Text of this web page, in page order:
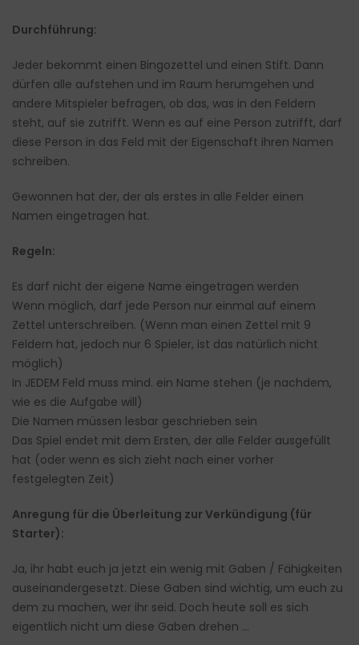
Durchführung:
Jeder bekommt einen Bingozettel und einen Stift. Dann
dürfen alle aufstehen und im Raum herumgehen und
andere Mitspieler befragen, ob das, was in den Feldern
steht, auf sie zutrifft. Wenn es auf eine Person zutrifft, darf
diese Person in das Feld mit der Eigenschaft ihren Namen
schreiben.
Gewonnen hat der, der als erstes in alle Felder einen
Namen eingetragen hat.
Regeln:
Es darf nicht der eigene Name eingetragen werden
Wenn möglich, darf jede Person nur einmal auf einem
Zettel unterschreiben. (Wenn man einen Zettel mit 9
Feldern hat, jedoch nur 6 Spieler, ist das natürlich nicht
möglich)
In JEDEM Feld muss mind. ein Name stehen (je nachdem,
wie es die Aufgabe will)
Die Namen müssen lesbar geschrieben sein
Das Spiel endet mit dem Ersten, der alle Felder ausgefüllt
hat (oder wenn es sich zieht nach einer vorher
festgelegten Zeit)
Anregung für die Überleitung zur Verkündigung (für
Starter):
Ja, ihr habt euch ja jetzt ein wenig mit Gaben / Fähigkeiten
auseinandergesetzt. Diese Gaben sind wichtig, um euch zu
dem zu machen, wer ihr seid. Doch heute soll es sich
eigentlich nicht um diese Gaben drehen …